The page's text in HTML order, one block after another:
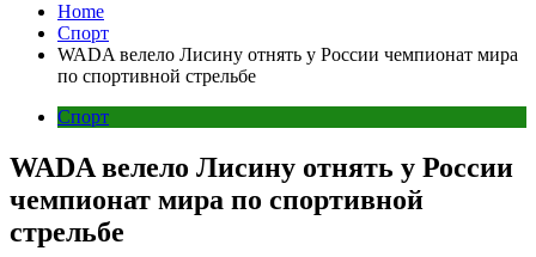
Home
Спорт
WADA велело Лисину отнять у России чемпионат мира
по спортивной стрельбе
Спорт
WADA велело Лисину отнять у России
чемпионат мира по спортивной
стрельбе